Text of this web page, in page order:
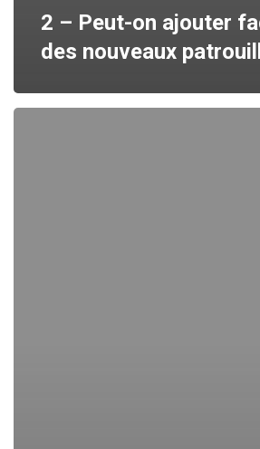
2 – Peut-on ajouter
des nouveaux